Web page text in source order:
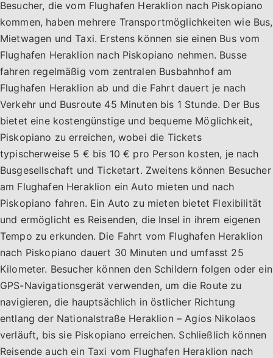
Besucher, die vom Flughafen Heraklion nach Piskopiano
kommen, haben mehrere Transportmöglichkeiten wie Bus,
Mietwagen und Taxi. Erstens können sie einen Bus vom
Flughafen Heraklion nach Piskopiano nehmen. Busse
fahren regelmäßig vom zentralen Busbahnhof am
Flughafen Heraklion ab und die Fahrt dauert je nach
Verkehr und Busroute 45 Minuten bis 1 Stunde. Der Bus
bietet eine kostengünstige und bequeme Möglichkeit,
Piskopiano zu erreichen, wobei die Tickets
typischerweise 5 € bis 10 € pro Person kosten, je nach
Busgesellschaft und Ticketart. Zweitens können Besucher
am Flughafen Heraklion ein Auto mieten und nach
Piskopiano fahren. Ein Auto zu mieten bietet Flexibilität
und ermöglicht es Reisenden, die Insel in ihrem eigenen
Tempo zu erkunden. Die Fahrt vom Flughafen Heraklion
nach Piskopiano dauert 30 Minuten und umfasst 25
Kilometer. Besucher können den Schildern folgen oder ein
GPS-Navigationsgerät verwenden, um die Route zu
navigieren, die hauptsächlich in östlicher Richtung
entlang der Nationalstraße Heraklion – Agios Nikolaos
verläuft, bis sie Piskopiano erreichen. Schließlich können
Reisende auch ein Taxi vom Flughafen Heraklion nach